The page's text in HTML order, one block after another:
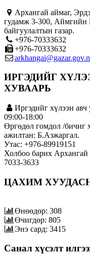
Архангай аймаг,
гудамж 3-300, Аймгийн
байгуулалтын газар.
+976-70333632
+976-70333632
ИРГЭДИЙГ
ХУВААРЬ
Иргэдийг хүлээн авч
09:00-18:00
Өргөдөл гомдол /бичиг
ажилтан: Б.Азжаргал.
Утас: +976-89919151
Холбоо барих
7033-3633
ЦАХИМ
Өнөөдөр: 308
Өчигдөр: 805
Энэ сард: 3415
Санал хүсэлт